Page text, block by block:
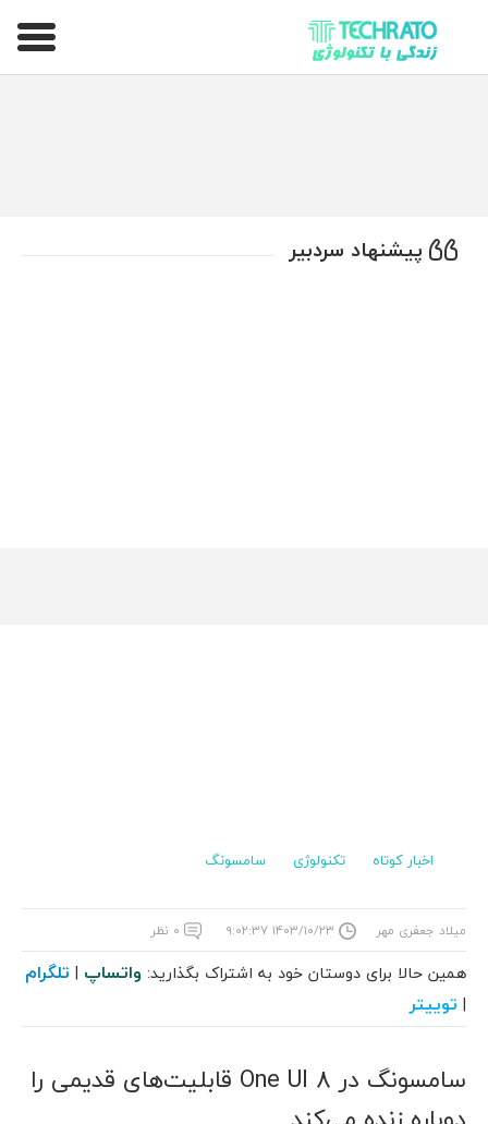
تکراتو – زندگی با تکنولوژی
پیشنهاد سردبیر
اخبار کوتاه تکنولوژی سامسونگ
میلاد جعفری مهر ۱۴۰۳/۱۰/۲۳ ۹:۰۲:۳۷ ۰ نظر
همین حالا برای دوستان خود به اشتراک بگذارید: واتساپ | تلگرام
| توییتر
سامسونگ در One UI 8 قابلیت‌های قدیمی را